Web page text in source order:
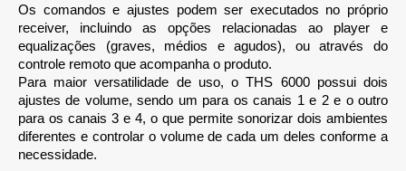
Os comandos e ajustes podem ser executados no próprio
receiver, incluindo as opções relacionadas ao player e
equalizações (graves, médios e agudos), ou através do
controle remoto que acompanha o produto.
Para maior versatilidade de uso, o THS 6000 possui dois
ajustes de volume, sendo um para os canais 1 e 2 e o outro
para os canais 3 e 4, o que permite sonorizar dois ambientes
diferentes e controlar o volume de cada um deles conforme a
necessidade.